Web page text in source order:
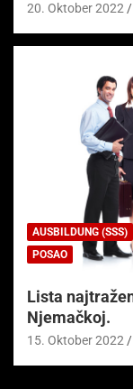
20. Oktober 2022
AUSBILDUNG (SSS)
POSAO
Lista
Njemačkoj.
15. Oktober 2022